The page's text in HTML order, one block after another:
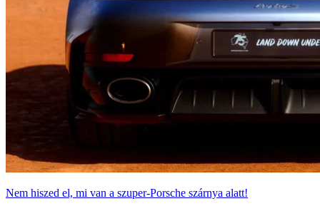
Nem hiszed el, mi van a szuper-Porsche szárnya alatt!